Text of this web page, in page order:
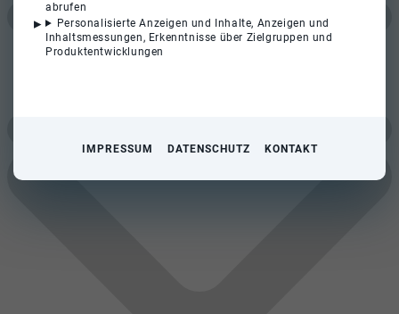
abrufen
Personalisierte Anzeigen und Inhalte, Anzeigen und
Inhaltsmessungen, Erkenntnisse über Zielgruppen und
Produktentwicklungen
IMPRESSUM DATENSCHUTZ KONTAKT